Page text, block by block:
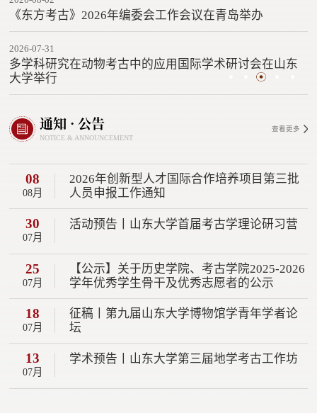
《东方考古》2026年编委会工作会议在青岛举办
2026-07-31
多学科研究在动物考古中的应用国际学术研讨会在山东
大学举行
通知 · 公告
NOTICE & ANNOUNCEMENT
查看更多
08
08月
2026年创新型人才国际合作培养项目第三批
人员申报工作通知
30
07月
活动预告丨山东大学首届考古学理论研习营
25
07月
【公示】关于历史学院、考古学院2025-2026
学年优秀学生骨干及优秀志愿者的公示
18
07月
征稿丨第九届山东大学博物馆学青年学者论
坛
13
07月
学术预告丨山东大学第三届地学考古工作坊